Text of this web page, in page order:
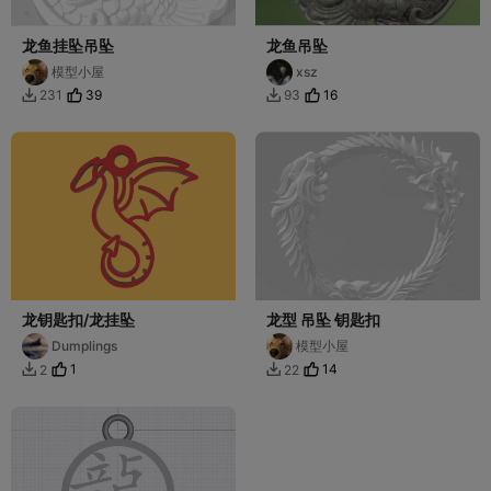
龙鱼挂坠吊坠
模型小屋
 231 39
龙鱼吊坠
xsz
 93 16
龙钥匙扣/龙挂坠
Dumplings
 2 1
龙型 吊坠 钥匙扣
模型小屋
 22 14